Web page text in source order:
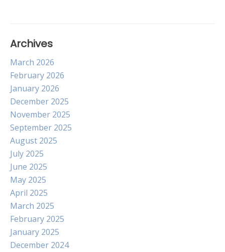
Archives
March 2026
February 2026
January 2026
December 2025
November 2025
September 2025
August 2025
July 2025
June 2025
May 2025
April 2025
March 2025
February 2025
January 2025
December 2024